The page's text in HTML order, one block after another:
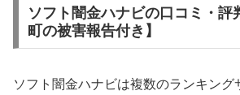
ソフト闇金ハナビの口コミ・評
町の被害報告付き】
ソフト闇金ハナビは複数のランキング